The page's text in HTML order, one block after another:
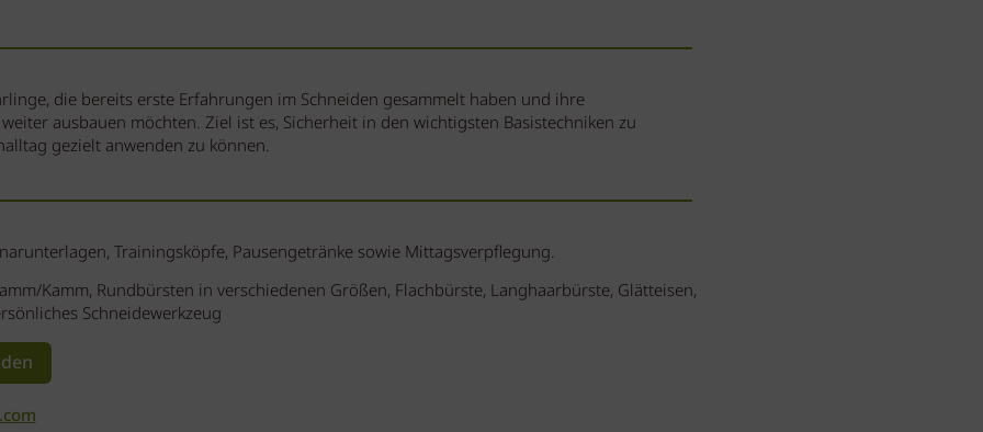
die bereits erste Erfahrungen im Schneiden gesammelt haben und ihre
ausbauen möchten. Ziel ist es, Sicherheit in den wichtigsten Basistechniken zu
gezielt anwenden zu können.
Trainingsköpfe, Pausengetränke sowie Mittagsverpflegung.
Kamm, Rundbürsten in verschiedenen Größen, Flachbürste, Langhaarbürste, Glätteisen,
Schneidewerkzeug